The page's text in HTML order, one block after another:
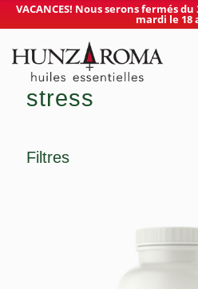
VACANCES! Nous serons fermés
mardi le 18
stress
Filtres